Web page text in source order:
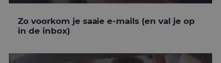
Zo voorkom je saaie e-mails (en val je op
in de inbox)